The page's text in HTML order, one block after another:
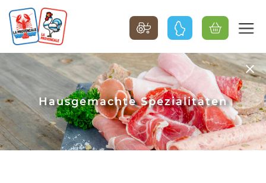
Hausgemachte Spezialitäten